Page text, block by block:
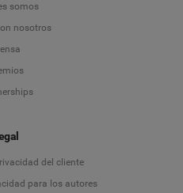
somos
nosotros
del cliente
para los autores
Language